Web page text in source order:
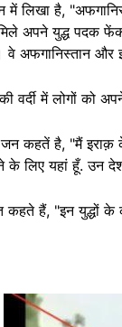
में लिखा है,
अपने युद्ध पदक
वे अफगानिस्तान और
वर्दी में लोगों को
जन कहतें है, "मैं
के लिए यहां हूँ. उन
कहते हैं, "इन युद्धों के